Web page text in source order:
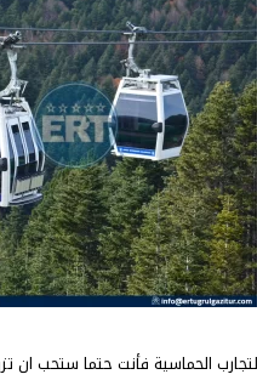
الحماسية فأنت حتما ستحب